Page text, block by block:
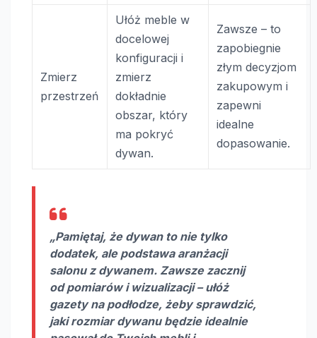
Zmierz
przestrzeń
Ułóż meble w
docelowej
konfiguracji i
zmierz
dokładnie
obszar, który
ma pokryć
dywan.
Zawsze – to
zapobiegnie
złym decyzjom
zakupowym i
zapewni
idealne
dopasowanie.
„Pamiętaj, że dywanto nie tylko
dodatek, ale podstawa aranżacji
salonu z dywanem. Zawsze zacznij
od pomiarów i wizualizacji – ułóż
gazety na podłodze, żeby sprawdzić,
jaki rozmiar dywanu będzie idealnie